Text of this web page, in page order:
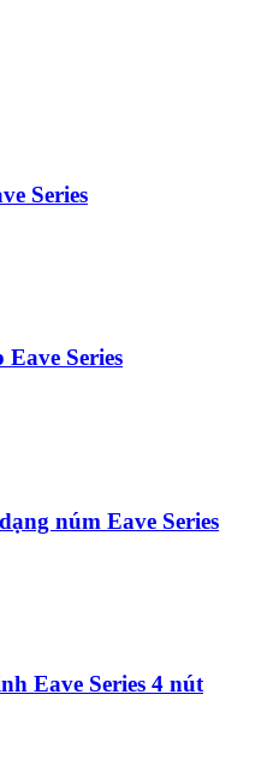
Series
Series
núm Eave Series
Eave Series 4 nút